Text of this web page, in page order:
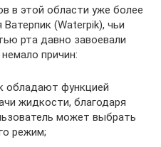
в этой области уже более
(Waterpik), чьи
рта давно завоевали
причин:
обладают функцией
жидкости, благодаря
может выбрать
режим;